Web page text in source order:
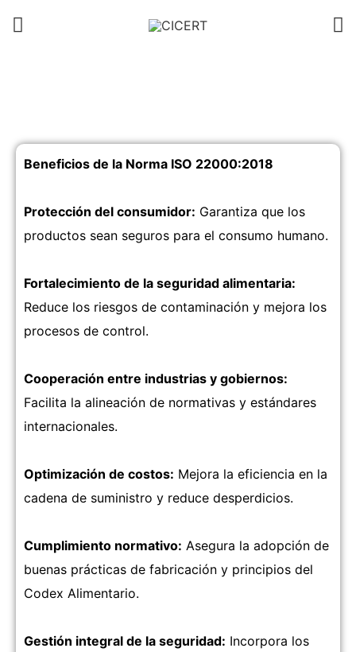
Beneficios de la Norma ISO 22000:2018
Protección del consumidor: Garantiza que los
productos sean seguros para el consumo humano.
Fortalecimiento de la seguridad alimentaria:
Reduce los riesgos de contaminación y mejora los
procesos de control.
Cooperación entre industrias y gobiernos:
Facilita la alineación de normativas y estándares
internacionales.
Optimización de costos: Mejora la eficiencia en la
cadena de suministro y reduce desperdicios.
Cumplimiento normativo: Asegura la adopción de
buenas prácticas de fabricación y principios del
Codex Alimentario.
Gestión integral de la seguridad: Incorpora los